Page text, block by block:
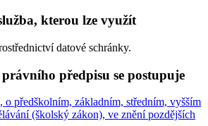
kterou lze využít
datové schránky.
předpisu se postupuje
o předškolním, základním, středním, vyšším
(školský zákon), ve znění pozdějších